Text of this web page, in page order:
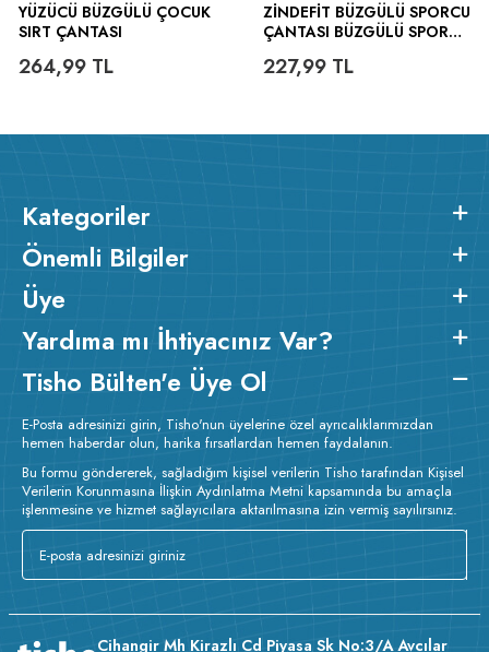
YÜZÜCÜ BÜZGÜLÜ ÇOCUK
SIRT ÇANTASI
264,99 TL
ZINDEFIT BÜZGÜLÜ SPORCU
ÇANTASI BÜZGÜLÜ SPOR
227,99TL
Kategoriler
Önemli Bilgiler
Üye
Yardıma mı İhtiyacınız Var?
Tisho Bülten'e Üye Ol
E-Posta adresinizi girin, Tisho'nun üyelerine özel ayrıcalıklarımızdan
hemen haberdar olun, harika fırsatlardan hemen faydalanın.
Bu formu göndererek, sağladığım kişisel verilerin Tisho tarafından Kişisel
Verilerin Korunmasına İlişkin Aydınlatma Metni kapsamında bu amaçla
işlenmesine ve hizmet sağlayıcılara aktarılmasına izin vermiş sayılırsınız.
Cihangir Mh Kirazlı Cd Piyasa Sk No:3/A Avcılar